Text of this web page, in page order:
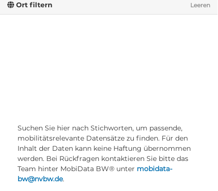
Ort filtern Leeren
Suchen Sie hier nach Stichworten, um passende,
mobilitätsrelevante Datensätze zu finden. Für den
Inhalt der Daten kann keine Haftung übernommen
werden. Bei Rückfragen kontaktieren Sie bitte das
Team hinter MobiData BW® unter mobidata-
bw@nvbw.de.